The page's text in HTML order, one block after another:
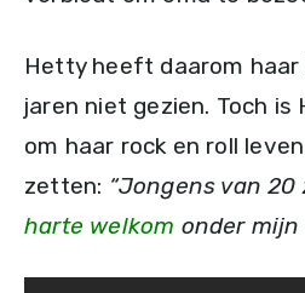
Hetty heeft daarom haar
jaren niet gezien. Toch
om haar rock en roll
zetten: “Jongens van
harte welkom onder mijn